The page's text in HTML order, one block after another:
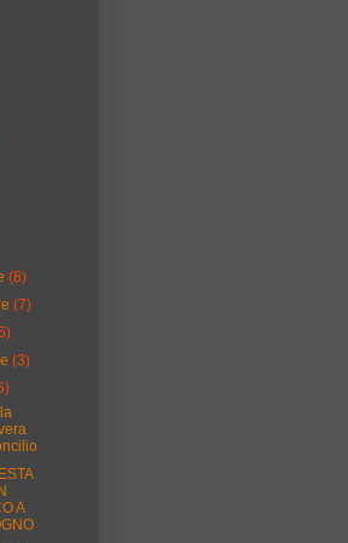
(8)
(7)
(3)
A